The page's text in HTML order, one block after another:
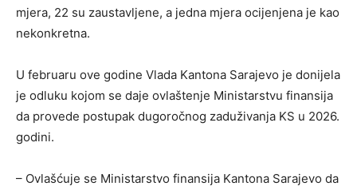
mjera, 22 su zaustavljene, a jedna mjera ocijenjena je kao
nekonkretna.
U februaru ove godine Vlada Kantona Sarajevo je donijela
je odluku kojom se daje ovlaštenje Ministarstvu finansija
da provede postupak dugoročnog zaduživanja KS u 2026.
godini.
– Ovlašćuje se Ministarstvo finansija Kantona Sarajevo da